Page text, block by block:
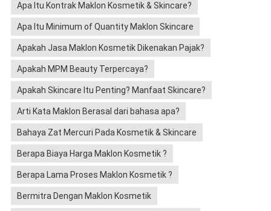
Apa Itu Kontrak Maklon Kosmetik & Skincare?
Apa Itu Minimum of Quantity Maklon Skincare
Apakah Jasa Maklon Kosmetik Dikenakan Pajak?
Apakah MPM Beauty Terpercaya?
Apakah Skincare Itu Penting? Manfaat Skincare?
Arti Kata Maklon Berasal dari bahasa apa?
Bahaya Zat Mercuri Pada Kosmetik & Skincare
Berapa Biaya Harga Maklon Kosmetik ?
Berapa Lama Proses Maklon Kosmetik ?
Bermitra Dengan Maklon Kosmetik